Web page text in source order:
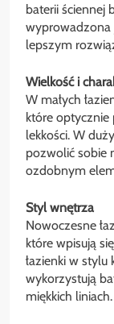
baterii ściennej
wyprowadzona
lepszym
Wielkość i
W małych
które optycznie
lekkości. W
pozwolić sobie
ozdobnym
Styl wnętrza
Nowoczesne
które wpisują
łazienki w
wykorzystują
miękkich liniach.